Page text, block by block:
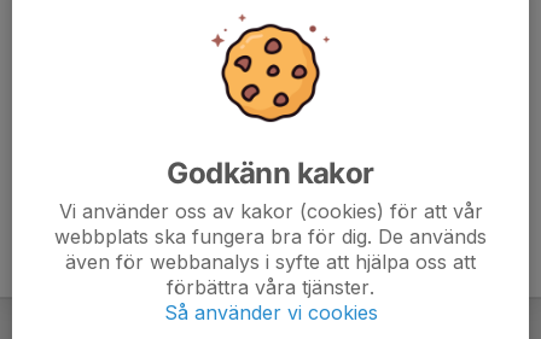
Godkänn kakor
Vi använder oss av kakor (cookies) för att vår
webbplats ska fungera bra för dig. De används
även för webbanalys i syfte att hjälpa oss att
förbättra våra tjänster.
Så använder vi cookies